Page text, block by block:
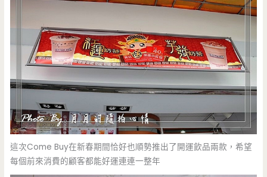
這次Come Buy在新春期間恰好也順勢推出了開運飲品兩款，希望
每個前來消費的顧客都能好運連連一整年